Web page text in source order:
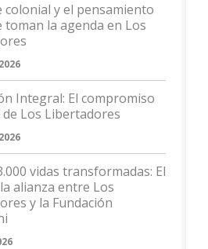
colonial y el pensamiento
toman la agenda en Los
Integral: El compromiso
Los Libertadores
vidas transformadas: El
alianza entre Los
y la Fundación